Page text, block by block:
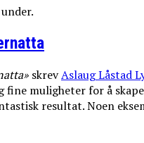
skrevAslaug Låstad
muligheter for å
resultat. Noen